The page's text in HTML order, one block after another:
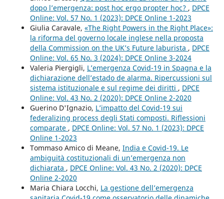
dopo l’emergenza: post hoc ergo propter hoc? , DPCE
Online: Vol. 57 No. 1 (2023): DPCE Online 1-2023
Giulia Caravale, «The Right Powers in the Right Place»:
la riforma del governo locale inglese nella proposta
della Commission on the UK’s Future laburista , DPCE
Online: Vol. 65 No. 3 (2024): DPCE Online 3-2024
Valeria Piergigli, L’emergenza Covid-19 in Spagna e la
dichiarazione dell’estado de alarma. Ripercussioni sul
sistema istituzionale e sul regime dei diritti , DPCE
Online: Vol. 43 No. 2 (2020): DPCE Online 2-2020
Guerino D'Ignazio, L’impatto del Covid-19 sui
federalizing process degli Stati composti. Riflessioni
comparate , DPCE Online: Vol. 57 No. 1 (2023): DPCE
Online 1-2023
Tommaso Amico di Meane, India e Covid-19. Le
ambiguità costituzionali di un’emergenza non
dichiarata , DPCE Online: Vol. 43 No. 2 (2020): DPCE
Online 2-2020
Maria Chiara Locchi, La gestione dell’emergenza